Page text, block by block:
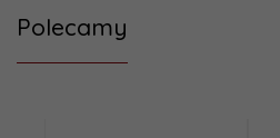
Polecamy